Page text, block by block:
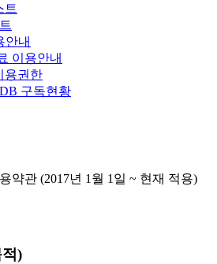
트
안내
이용안내
용권한
구독현황
약관 (2017년 1월 1일 ~ 현재 적용)
)